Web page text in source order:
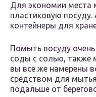
Для экономии места
пластиковую
контейнеры для
Помыть посуду
соды с солью, также
вы все же намерены
средством для
подальше от